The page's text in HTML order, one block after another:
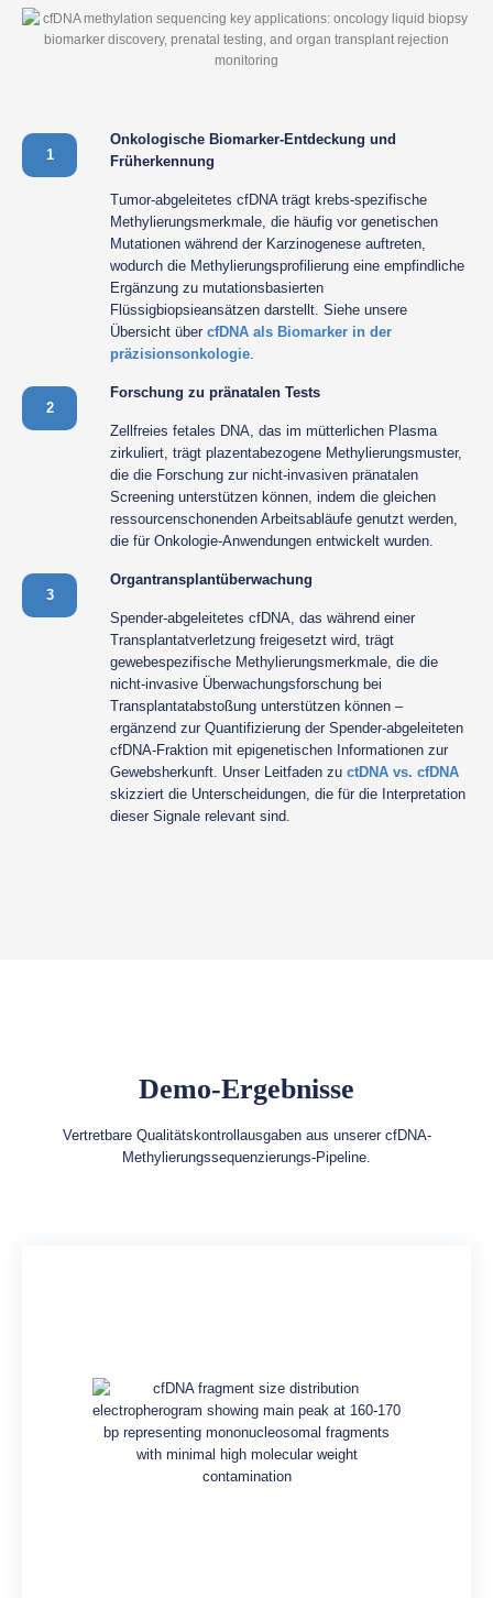
1
Onkologische Biomarker-Entdeckung und
Früherkennung
Tumor-abgeleitetes cfDNA trägt krebs-spezifische
Methylierungsmerkmale, die häufig vor genetischen
Mutationen während der Karzinogenese auftreten,
wodurch die Methylierungsprofilierung eine empfindliche
Ergänzung zu mutationsbasierten
Flüssigbiopsieansätzen darstellt. Siehe unsere
Übersicht über cfDNA als Biomarker in der
präzisionsonkologie.
2
Forschung zu pränatalen Tests
Zellfreies fetales DNA, das im mütterlichen Plasma
zirkuliert, trägt plazentabezogene Methylierungsmuster,
die die Forschung zur nicht-invasiven pränatalen
Screening unterstützen können, indem die gleichen
ressourcenschonenden Arbeitsabläufe genutzt werden,
die für Onkologie-Anwendungen entwickelt wurden.
3
Organtransplantüberwachung
Spender-abgeleitetes cfDNA, das während einer
Transplantatverletzung freigesetzt wird, trägt
gewebespezifische Methylierungsmerkmale, die die
nicht-invasive Überwachungsforschung bei
Transplantatabstoßung unterstützen können –
ergänzend zur Quantifizierung der Spender-abgeleiteten
cfDNA-Fraktion mit epigenetischen Informationen zur
Gewebsherkunft. Unser Leitfaden zu ctDNA vs. cfDNA
skizziert die Unterscheidungen, die für die Interpretation
dieser Signale relevant sind.
Demo-Ergebnisse
Vertretbare Qualitätskontrollausgaben aus unserer cfDNA-
Methylierungssequenzierungs-Pipeline.